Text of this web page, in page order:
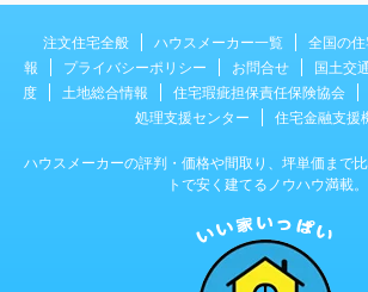
注文住宅全般 ハウスメーカー一覧 全国の
報
プライバシーポリシー お問合せ 国土交
度
土地総合情報 住宅瑕疵担保責任保険協会
処理支援センター
住宅金融支援
ハウスメーカーの評判・価格や間取り、坪単価まで
トで安く建てるノウハウ満載。